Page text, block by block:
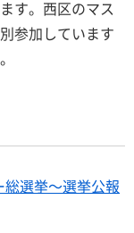
す。西区のマス
参加しています
選挙～選挙公報